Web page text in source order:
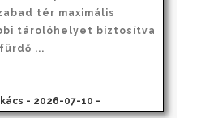
tér maximális
tárolóhelyet biztosítva
...
- 2026-07-10 -